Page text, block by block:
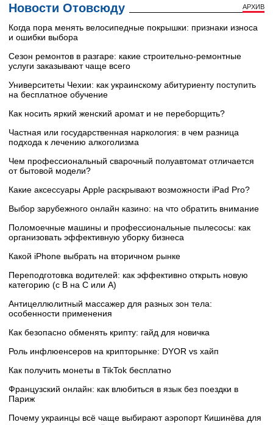
Новости Отовсюду АРХИВ
Когда пора менять велосипедные покрышки: признаки износа
и ошибки выбора
Сезон ремонтов в разгаре: какие строительно-ремонтные
услуги заказывают чаще всего
Университеты Чехии: как украинскому абитуриенту поступить
на бесплатное обучение
Как носить яркий женский аромат и не переборщить?
Частная или государственная наркология: в чем разница
подхода к лечению алкоголизма
Чем профессиональный сварочный полуавтомат отличается
от бытовой модели?
Какие аксессуары Apple раскрывают возможности iPad Pro?
Выбор зарубежного онлайн казино: на что обратить внимание
Поломоечные машины и профессиональные пылесосы: как
организовать эффективную уборку бизнеса
Какой iPhone выбрать на вторичном рынке
Переподготовка водителей: как эффективно открыть новую
категорию (с B на C или А)
Антицеллюлитный массажер для разных зон тела:
особенности применения
Как безопасно обменять крипту: гайд для новичка
Роль инфлюенсеров на крипторынке: DYOR vs хайп
Как получить монеты в TikTok бесплатно
Французский онлайн: как влюбиться в язык без поездки в
Париж
Почему украинцы всё чаще выбирают аэропорт Кишинёва для